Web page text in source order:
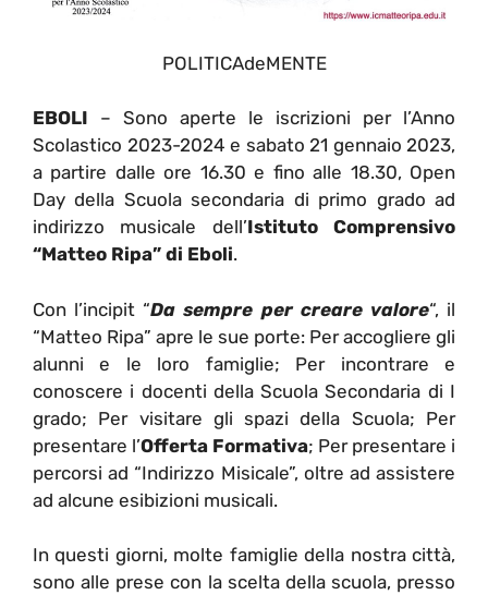
POLITICAdeMENTE
EBOLI – Sono aperte le iscrizioni per l’Anno
Scolastico 2023-2024 e sabato 21 gennaio 2023,
a partire dalle ore 16.30 e fino alle 18.30, Open
Day della Scuola secondaria di primo grado ad
indirizzo musicale dell’Istituto Comprensivo
“Matteo Ripa” di Eboli.
Con l’incipit “Da sempre per creare valore“, il
“Matteo Ripa” apre le sue porte: Per accogliere gli
alunni e le loro famiglie; Per incontrare e
conoscere i docenti della Scuola Secondaria di I
grado; Per visitare gli spazi della Scuola; Per
presentare l’Offerta Formativa; Per presentare i
percorsi ad “Indirizzo Misicale”, oltre ad assistere
ad alcune esibizioni musicali.
In questi giorni, molte famiglie della nostra città,
sono alle prese con la scelta della scuola, presso